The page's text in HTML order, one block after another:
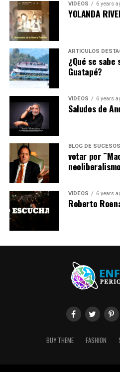
VIDEOS 6 years
YOLANDA
ARTICULOS
¿Qué se
Guatapé?
VIDEOS 6 years
Saludos de
BLOG DE
votar por
VIDEOS 6 years
Roberto
BUY THEME FASHION